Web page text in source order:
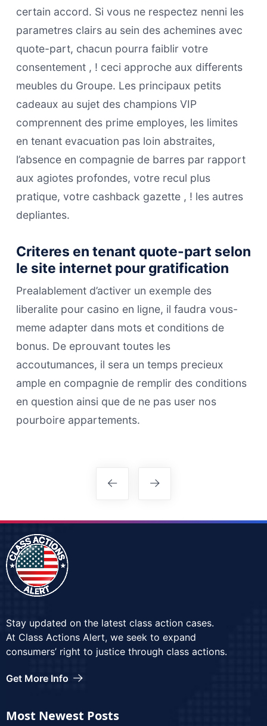
certain accord. Si vous ne respectez nenni les
parametres clairs au sein des achemines avec
quote-part, chacun pourra faiblir votre
consentement , ! ceci approche aux differents
meubles du Groupe. Les principaux petits
cadeaux au sujet des champions VIP
comprennent des prime employes, les limites
en tenant evacuation pas loin abstraites,
l’absence en compagnie de barres par rapport
aux agiotes profondes, votre recul plus
pratique, votre cashback gazette , ! les autres
depliantes.
Criteres en tenant quote-part selon
le site internet pour gratification
Prealablement d’activer un exemple des
liberalite pour casino en ligne, il faudra vous-
meme adapter dans mots et conditions de
bonus. De eprouvant toutes les
accoutumances, il sera un temps precieux
ample en compagnie de remplir des conditions
en question ainsi que de ne pas user nos
pourboire appartements.
Stay updated on the latest class action cases.
At Class Actions Alert, we seek to expand
consumers’ right to justice through class actions.
Get More Info
Most Newest Posts